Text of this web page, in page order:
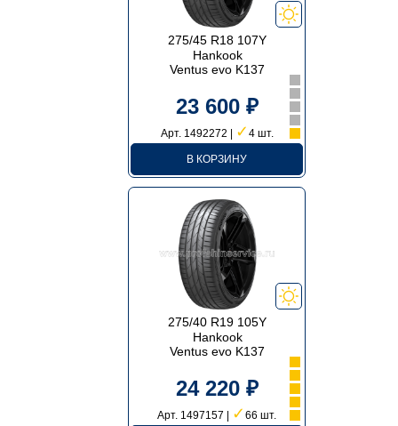
275/45 R18 107Y
Hankook
Ventus evo K137
23 600 ₽
Арт. 1492272 | ✓ 4 шт.
В КОРЗИНУ
275/40 R19 105Y
Hankook
Ventus evo K137
24 220 ₽
Арт. 1497157 | ✓66 шт.